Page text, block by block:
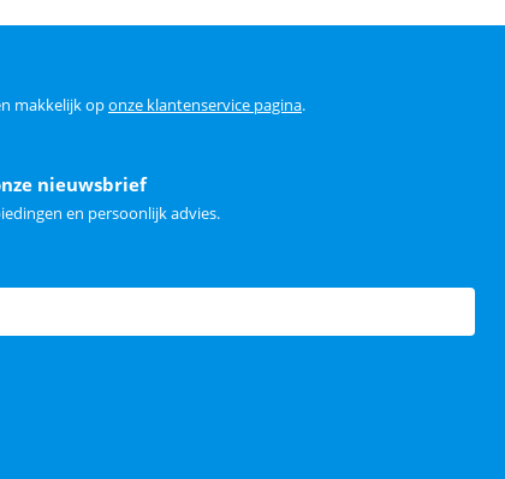
makkelijk oponze klantenservice pagina.
nieuwsbrief
en persoonlijk advies.